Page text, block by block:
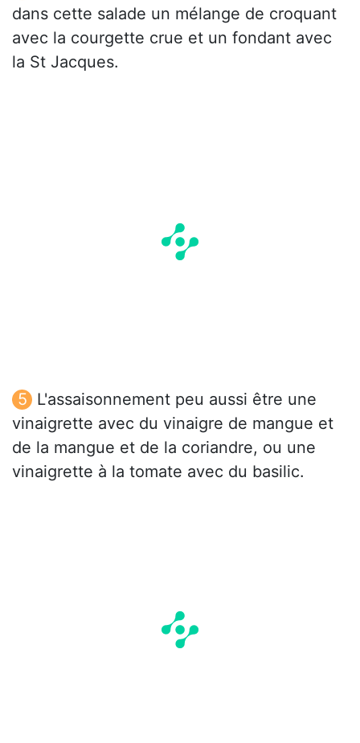
dans cette salade un mélange de croquant
avec la courgette crue et un fondant avec
la St Jacques.
L'assaisonnement peu aussi être une
vinaigrette avec du vinaigre de mangue et
de la mangue et de la coriandre, ou une
vinaigrette à la tomate avec du basilic.